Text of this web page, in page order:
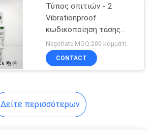
Τύπος σπιτιών - 2
Vibrationproof
κωδικοποίηση τάσης
προστάτη 3P κύματος
Negotiate MOQ:200 κομμάτι
CONTACT
Δείτε περισσότερων